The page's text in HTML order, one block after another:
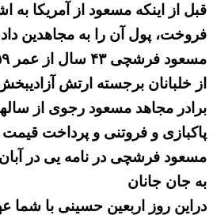
قبل از اینکه مسعود از آمریکا
فروخت، پول آن را به مجاهدین
از خلبانان برجسته ارتش
برادر مجاهد مسعود رجوی از
پاکبازی و فروتنی و پرداخت
مسعود فرشچی در نامه یی در آبان ۹۷خطاب به راهبرآرمانیش چنین نوشته
به جان جانان
دراین روز اربعین حسینی با شما